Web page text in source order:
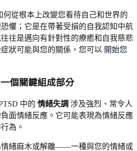
何從根本上改變您看待自己和世界的
懼；它是在帶著受損的自我認知中航
往是邁向有針對性的療癒和自我慈悲
狀可能與您的關係，您可以 開始您
個關鍵組成部分
中的 情緒失調 涉及強烈、常令人
面情緒反應。它可能表現為情緒反應
為。
情緒麻木或解離——一種與您的情緒或